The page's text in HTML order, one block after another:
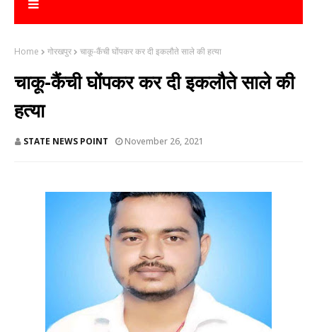
Home गोरखपुर चाकू-कैंची घोंपकर कर दी इकलौते साले की हत्या
चाकू-कैंची घोंपकर कर दी इकलौते साले की
हत्या
STATE NEWS POINT November 26, 2021